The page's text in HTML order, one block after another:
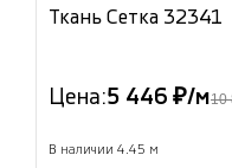
Ткань Сетка 32341
Цена:5 446 ₽/м10
В наличии 4.45 м